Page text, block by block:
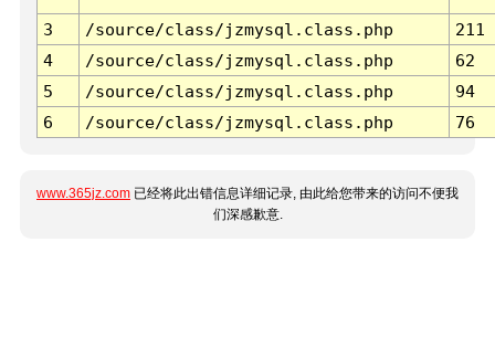
3 /source/class/jzmysql.class.php
211
4
/source/class/jzmysql.class.php
62
5
/source/class/jzmysql.class.php
94
6
/source/class/jzmysql.class.php 76
www.365jz.com 已经将此出错信息详细记录, 由此给您带来的访问不便我
们深感歉意.